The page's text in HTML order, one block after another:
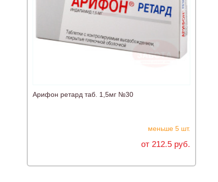
Арифон ретард таб. 1,5мг №30
меньше 5 шт.
от 212.5 руб.